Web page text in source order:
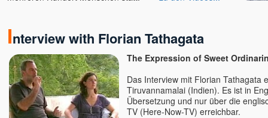
Interview with Florian Tathagata
The Expression of Sweet
Das Interview mit Florian Tathagata
Tiruvannamalai (Indien). Es ist in
Übersetzung und nur über die
TV (Here-Now-TV) erreichbar.